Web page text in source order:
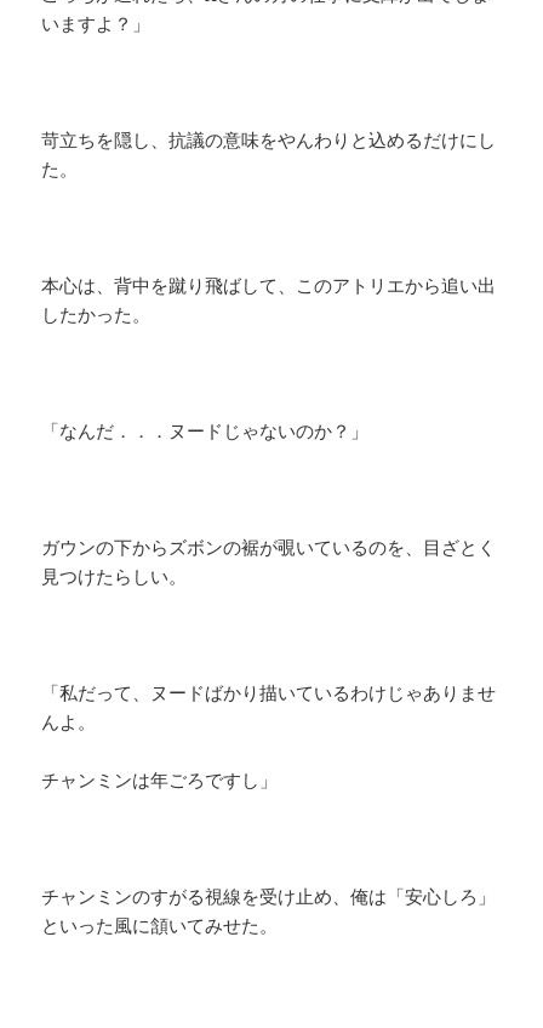
いますよ？」
苛立ちを隠し、抗議の意味をやんわりと込めるだけにし
た。
本心は、背中を蹴り飛ばして、このアトリエから追い出
したかった。
「なんだ．．．ヌードじゃないのか？」
ガウンの下からズボンの裾が覗いているのを、目ざとく
見つけたらしい。
「私だって、ヌードばかり描いているわけじゃありませ
んよ。
チャンミンは年ごろですし」
チャンミンのすがる視線を受け止め、俺は「安心しろ」
といった風に頷いてみせた。